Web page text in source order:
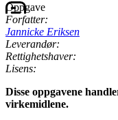
Oppgave
Forfatter:
Jannicke Eriksen
Leverandør:
Rettighetshaver:
Lisens:
Disse oppgavene
virkemidlene.